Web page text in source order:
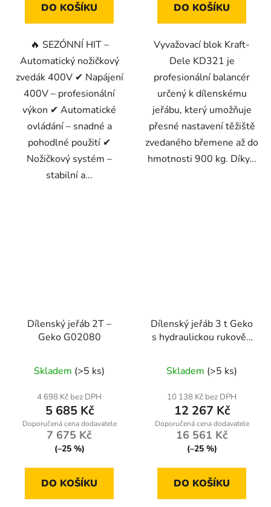
DO KOŠÍKU
🔥 SEZÓNNÍ HIT –
Automatický nožičkový
zvedák 400V ✔ Napájení
400V – profesionální
výkon ✔ Automatické
ovládání – snadné a
pohodlné použití ✔
Nožičkový systém –
stabilní a...
DO KOŠÍKU
Vyvažovací blok Kraft-
Dele KD321 je
profesionální balancér
určený k dílenskému
jeřábu, který umožňuje
přesné nastavení těžiště
zvedaného břemene až do
hmotnosti 900 kg. Díky...
Dílenský jeřáb 2T –
Geko G02080
Skladem (>5 ks)
4 698 Kč bez DPH
5 685 Kč
7 675 Kč
(–25 %)
DO KOŠÍKU
Dílenský jeřáb 3 t Geko
s hydraulickou rukovětí
ramene
hodnocení
produktu
je
5,0
z
hvězdiček.
Skladem (>5 ks)
10 138 Kč bez DPH
12 267 Kč
16 561 Kč
(–25 %)
DO KOŠÍKU